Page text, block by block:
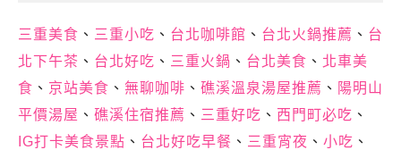
三重美食 、 三重小吃 、 台北咖啡館 、 台北火鍋推薦 、 台
北下午茶 、 台北好吃 、 三重火鍋 、 台北美食 、 北車美
食 、 京站美食 、 無聊咖啡 、 礁溪溫泉湯屋推薦 、 陽明山
平價湯屋 、 礁溪住宿推薦 、 三重好吃 、 西門町必吃 、
IG打卡美食景點 、 台北好吃早餐 、 三重宵夜 、 小吃 、